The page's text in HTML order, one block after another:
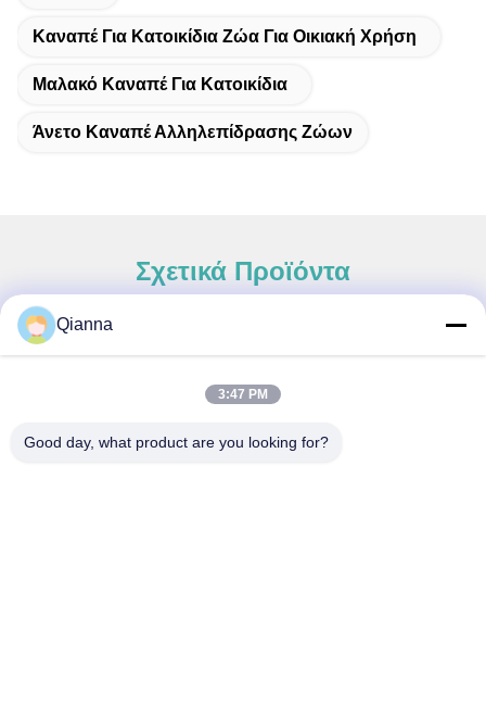
Καναπέ Για Κατοικίδια Ζώα Για Οικιακή Χρήση
Μαλακό Καναπέ Για Κατοικίδια
Άνετο Καναπέ Αλληλεπίδρασης Ζώων
Σχετικά Προϊόντα
Διεύθυνση
Qianna
3:47 PM
Good day, what product are you looking for?